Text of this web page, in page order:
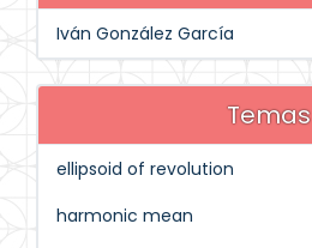
Iván González García
Temas
ellipsoid of revolution
harmonic mean